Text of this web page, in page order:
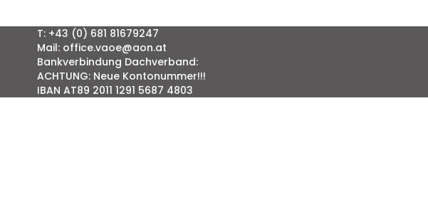
T: +43 (0) 681 81679247
Mail: office.vaoe@aon.at
Bankverbindung Dachverband:
ACHTUNG: Neue Kontonummer!!!
IBAN AT89 2011 1291 5687 4803